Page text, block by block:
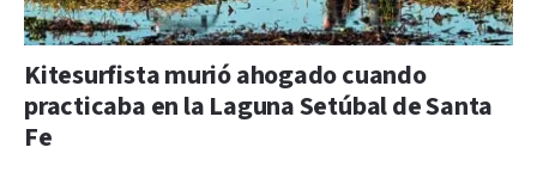
Kitesurfista murió ahogado cuando
practicaba en la Laguna Setúbal de Santa
Fe